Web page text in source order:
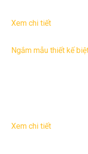
Xem chi tiết
Ngắm mẫu thiết kế
Xem chi tiết